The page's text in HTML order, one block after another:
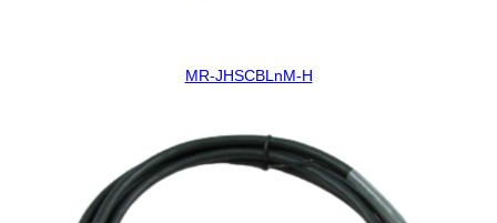
MR-JHSCBLnM-H